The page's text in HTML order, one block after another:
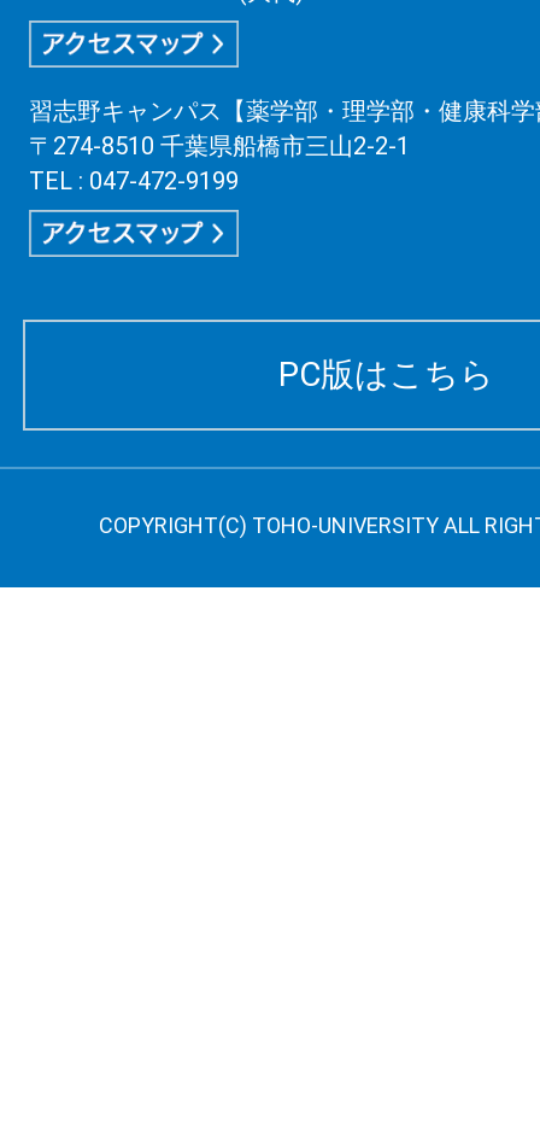
習志野キャンパス【薬学部・理学部・健康科
〒274-8510 千葉県船橋市三山2-2-1
TEL : 047-472-9199
PC版はこちら
COPYRIGHT(C) TOHO-UNIVERSITY ALL